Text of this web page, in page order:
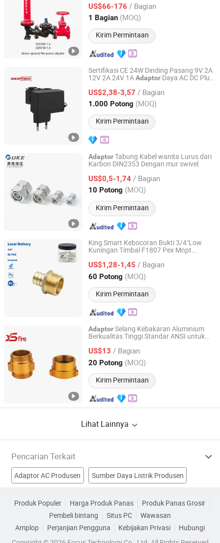
US$66-176 / Bagian
1 Bagian (MOQ)
Kirim Permintaan
Fujian, China Harga mulai 2024
Sertifikasi CE 24W Dinding Pasang 9V 2A
12V 2A 24V 1AAdaptor Daya AC DC Plug
US$2,38-3,57 / Bagian
1.000 Potong (MOQ)
Kirim Permintaan
ANEN Enterprise Limited
Guangdong, China Harga mulai 2020
AdaptorTabung Kabel wanita Lurus dari
Karbon DIN2353 Dengan mur swivel
US$0,5-1,74 / Bagian
10 Potong (MOQ)
Kirim Permintaan
Ningbo Fuke Hydraulics Machinery Co., Ltd.
Zhejiang, China Harga mulai 2024
King Smart Kebocoran Bukti 3/4"Low
Kuningan Timbal F1807 Pex Mnpt
NSF (Amerika Kanada Pengiriman Gratis)
US$1,28-1,45 / Bagian
60 Potong (MOQ)
Kirim Permintaan
Ningbo King Smart Trading Co., Ltd.
Zhejiang, China Harga mulai 2026
AdaptorSelang Kebakaran Aluminium
Berkualitas Tinggi Standar ANSI untuk
US$13 / Bagian
20 Potong (MOQ)
Kirim Permintaan
Warrior Rescue Technology Jiangsu Co., Ltd.
Jiangsu, China Harga mulai 2026
Lihat Lainnya
Pencarian Terkait
Adaptor AC Produsen Sumber Daya Listrik Produsen
pengisi daya adaptor pasokan listrik Pabrik
Produk Populer Harga Produk Panas
Produk Panas Grosir
Pembeli bintang
Situs PC
Wawasan
Amplop
Perjanjian Pengguna Kebijakan Privasi
Hubungi